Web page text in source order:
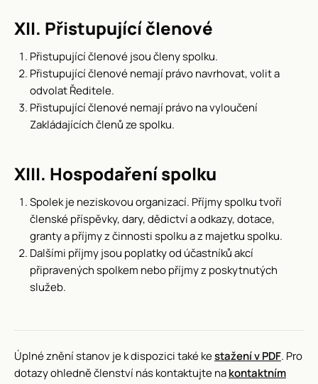
XII. Přistupující členové
Přistupující členové jsou členy spolku.
Přistupující členové nemají právo navrhovat, volit a
odvolat Ředitele.
Přistupující členové nemají právo na vyloučení
Zakládajících členů ze spolku.
XIII. Hospodaření spolku
Spolek je neziskovou organizací. Příjmy spolku tvoří
členské příspěvky, dary, dědictví a odkazy, dotace,
granty a příjmy z činnosti spolku a z majetku spolku.
Dalšími příjmy jsou poplatky od účastníků akcí
připravených spolkem nebo příjmy z poskytnutých
služeb.
Úplné znění stanov je k dispozici také kestažení v PDF. Pro
dotazy ohledně členství nás kontaktujte nakontaktním